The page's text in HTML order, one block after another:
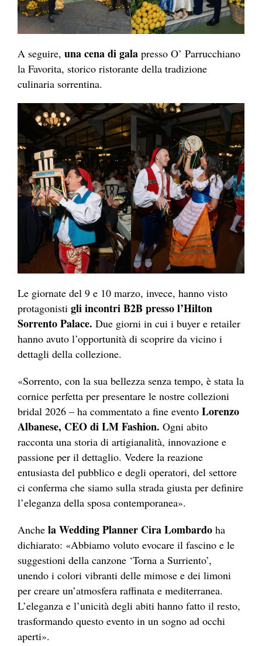
A seguire, una cena di gala presso O’ Parrucchiano
la Favorita, storico ristorante della tradizione
culinaria sorrentina.
Le giornate del 9 e 10 marzo, invece, hanno visto
protagonisti gli incontri B2B presso l’Hilton
Sorrento Palace. Due giorni in cui i buyer e retailer
hanno avuto l’opportunità di scoprire da vicino i
dettagli della collezione.
«Sorrento, con la sua bellezza senza tempo, è stata la
cornice perfetta per presentare le nostre collezioni
bridal 2026 – ha commentato a fine evento Lorenzo
Albanese, CEO di LM Fashion. Ogni abito
racconta una storia di artigianalità, innovazione e
passione per il dettaglio. Vedere la reazione
entusiasta del pubblico e degli operatori, del settore
ci conferma che siamo sulla strada giusta per definire
l’eleganza della sposa contemporanea».
Anche la Wedding Planner Cira Lombardo ha
dichiarato: «Abbiamo voluto evocare il fascino e le
suggestioni della canzone ‘Torna a Surriento’,
unendo i colori vibranti delle mimose e dei limoni
per creare un’atmosfera raffinata e mediterranea.
L’eleganza e l’unicità degli abiti hanno fatto il resto,
trasformando questo evento in un sogno ad occhi
aperti».